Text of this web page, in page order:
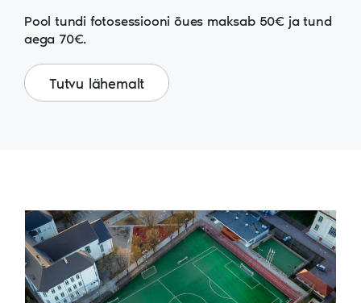
Pool tundi fotosessiooni õues maksab 50€ ja tund
aega 70€.
Tutvu lähemalt